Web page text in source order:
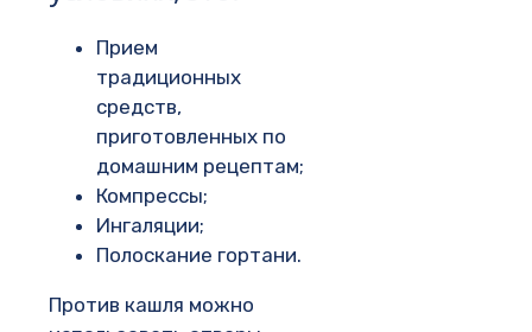
Прием
традиционных
средств,
приготовленных по
домашним рецептам;
Компрессы;
Ингаляции;
Полоскание гортани.
Против кашля можно